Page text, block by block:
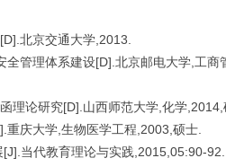
北京交通大学,2013.
管理体系建设[D].北京邮电大学,工商
理论研究[D].山西师范大学,化学,2014,
庆大学,生物医学工程,2003,硕士.
当代教育理论与实践,2015,05:90-92.